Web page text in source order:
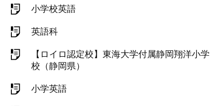
小学校英語
英語科
【ロイロ認定校】東海大学付属静岡翔洋小学
校（静岡県）
小学英語